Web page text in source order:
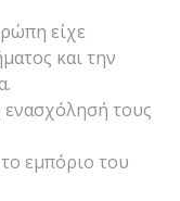
είχε
και την
ενασχόλησή τους
εμπόριο του